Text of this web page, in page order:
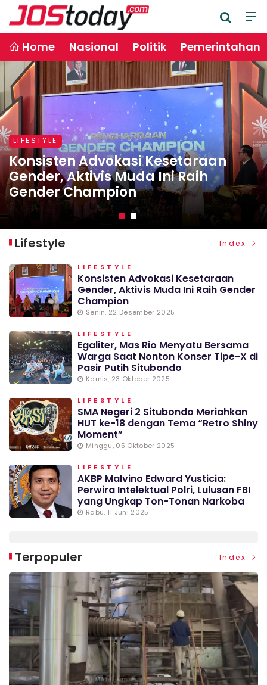
Home Nasional Politik Pemerintahan
LIFESTYLE
Konsisten Advokasi Kesetaraan
Gender, Aktivis Muda Ini Raih
Gender Champion
LIFESTYLE
Egaliter, Mas Rio Menyatu Bersama
Warga Saat Nonton Konser Tipe-X
di Pasir Putih Situbondo
Lifestyle Index
LIFESTYLE
Konsisten Advokasi Kesetaraan
Gender, Aktivis Muda Ini Raih Gender
Champion
Senin, 22 Desember 2025
LIFESTYLE
Egaliter, Mas Rio Menyatu Bersama
Warga Saat Nonton Konser Tipe-X di
Pasir Putih Situbondo
Kamis, 23 Oktober 2025
LIFESTYLE
SMA Negeri 2 Situbondo Meriahkan
HUT ke-18 dengan Tema “Retro Shiny
Moment”
Minggu, 05 Oktober 2025
LIFESTYLE
AKBP Malvino Edward Yusticia:
Perwira Intelektual Polri, Lulusan FBI
yang Ungkap Ton-Tonan Narkoba
Rabu, 11 Juni 2025
Terpopuler Index